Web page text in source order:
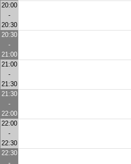
20:00
-
20:30
20:30
-
21:00
21:00
-
21:30
21:30
-
22:00
22:00
-
22:30
22:30